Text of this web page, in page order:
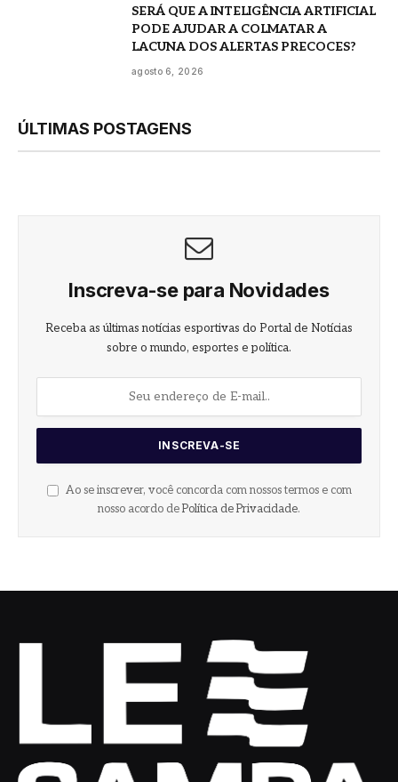
SERÁ QUE A INTELIGÊNCIA ARTIFICIAL
PODE AJUDAR A COLMATAR A
LACUNA DOS ALERTAS PRECOCES?
agosto 6, 2026
ÚLTIMAS POSTAGENS
Inscreva-se para Novidades
Receba as últimas notícias esportivas do Portal de Notícias
sobre o mundo, esportes e política.
Ao se inscrever, você concorda com nossos termos e com
nosso acordo de Política de Privacidade.